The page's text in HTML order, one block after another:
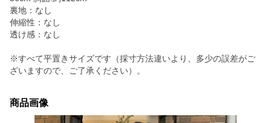
裏地：なし
伸縮性：なし
透け感：なし
※すべて平置きサイズです（採寸方法違いより、多少の誤差がご
ざいますので、ご了承ください）。
商品画像